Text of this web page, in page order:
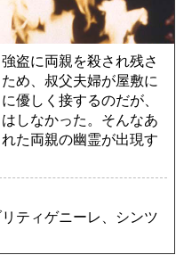
盗に両親を殺され残さ
め、叔父夫婦が屋敷に
優しく接するのだが、
しなかった。そんなあ
た両親の幽霊が出現す
ティゲニーレ、シンツ